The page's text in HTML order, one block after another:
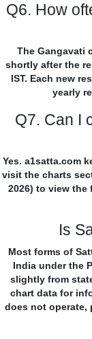
Q6. How
The Gangavati
shortly after the
IST. Each new
yearly
Q7. Can I
Yes. a1satta.com
visit the charts
2026) to view
Is
Most forms of
India under the
slightly from
chart data for
does not operate,